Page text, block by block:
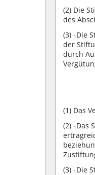
(2) Die
des
(3) 1 Die
der
durch
(1) Das
(2) 1 Das
(3) 1 Die